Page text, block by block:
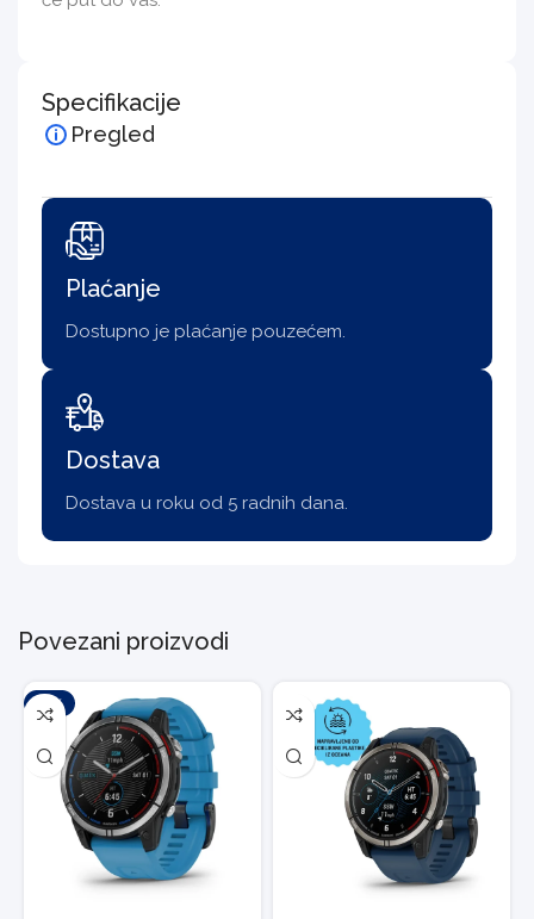
Specifikacije
Pregled
Plaćanje
Dostupno je plaćanje pouzećem.
Dostava
Dostava u roku od 5 radnih dana.
Povezani proizvodi
-10%